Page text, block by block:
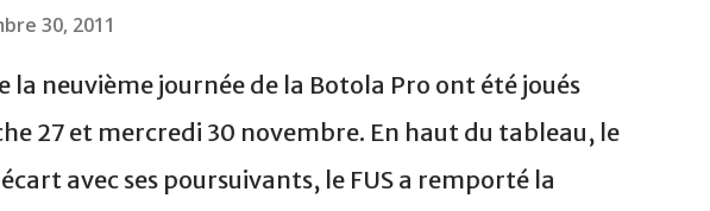
30, 2011
la neuvième journée de la Botola Pro ont été joués
27 et mercredi 30 novembre. En haut du tableau, le
avec ses poursuivants, le FUS a remporté la